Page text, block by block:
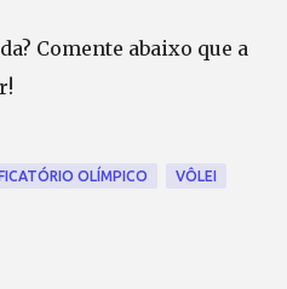
Comente abaixo que a
OLÍMPICO VÔLEI